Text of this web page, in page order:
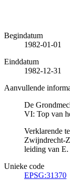
Begindatum
1982-01-01
Einddatum
1982-12-31
Aanvullende
De
VI: Top van
Verklarende
Zwijndrecht-
leiding van
Unieke code
EPSG:31370